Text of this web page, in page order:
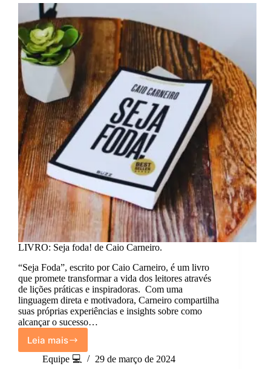
Fazer
Rir.
LIVRO: Seja foda! de Caio Carneiro.
“Seja Foda”, escrito por Caio Carneiro, é um livro
que promete transformar a vida dos leitores através
de lições práticas e inspiradoras. Com uma
linguagem direta e motivadora, Carneiro compartilha
suas próprias experiências e insights sobre como
alcançar o sucesso…
Leia mais
LIVRO:
Seja
Equipe 💻 29 de março de 2024